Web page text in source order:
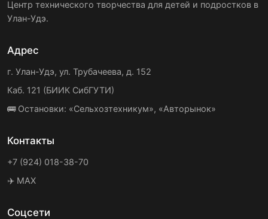
Центр технического творчества для детей и подростков в
Улан-Удэ.
Адрес
г. Улан-Удэ, ул. Трубачеева, д. 152
Каб. 121 (БИИК СибГУТИ)
🚌 Остановки: «Сельхозтехникум», «Авторынок»
Контакты
+7 (924) 018-38-70
✈️ MAX
Соцсети